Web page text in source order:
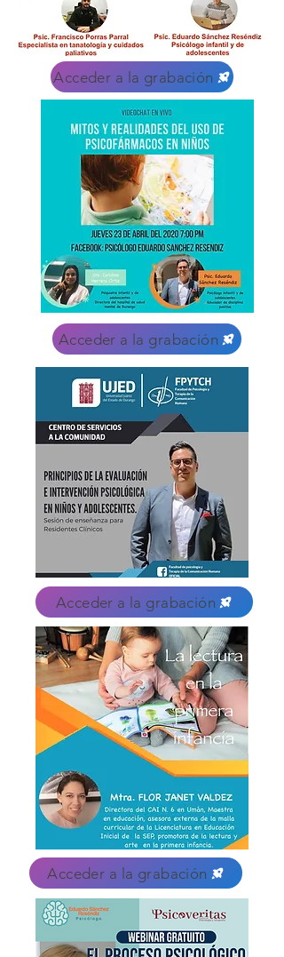
Acceder a la grabación
Acceder a la grabación
Acceder a la grabación
Acceder a la grabación